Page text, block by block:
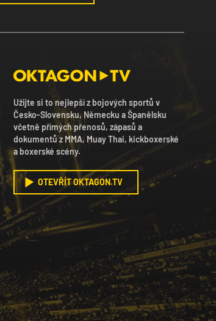
Užijte si to nejlepší z bojových sportů v
Česko-Slovensku, Německu a Španělsku
včetně přímých přenosů, zápasů a
dokumentů z MMA, Muay Thai, kickboxerské
a boxerské scény.
OTEVŘÍT OKTAGON.TV